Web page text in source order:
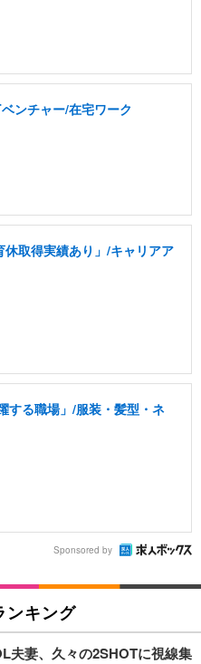
ンチャー/在宅ワーク
取得実績あり」/キャリアア
する職場」/服装・髪型・ネ
Sponsored by
ンキング
夫妻、久々の2SHOTに視線集